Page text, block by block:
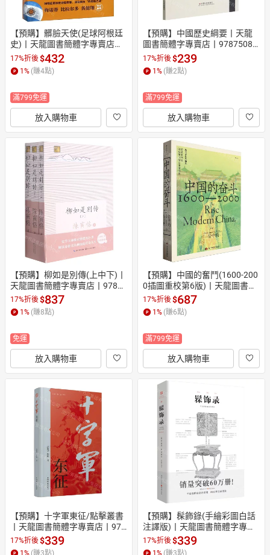
【預購】髒臉天使(足球阿根廷
史)丨天龍圖書簡體字專賣店丨
9787549626014 (tl2604)
17%折後$432
1% (賺4點)
滿799免運
放入購物車
【預購】中國歷史綱要丨天龍
圖書簡體字專賣店丨97875087
67994 (tl2610)
17%折後$239
1% (賺2點)
滿799免運
放入購物車
【預購】柳如是別傳(上中下)丨
天龍圖書簡體字專賣店丨97875
70220564 (tl2610)
17%折後$837
1 % (賺8點)
免運
放入購物車
【預購】中國的奮鬥(1600-200
0插圖重校第6版)丨天龍圖書簡
體字專賣店丨9787509017531
(tl2610)
17%折後$687
1 % (賺6點)
滿799免運
放入購物車
【預購】十字軍東征/點擊叢書
丨天龍圖書簡體字專賣店丨978
7532661084 (tl2610)
17%折後$339
【預購】髹飾錄(手繪彩圖白話
注譯版)丨天龍圖書簡體字專賣
店丨9787229168636 (tl2610)
17%折後$339